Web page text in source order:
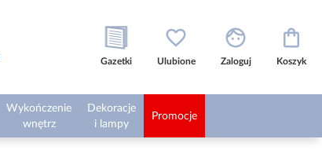
Gazetki Ulubione Zaloguj Koszyk
Wykończenie
wnętrz
Dekoracje
i lampy
Promocje